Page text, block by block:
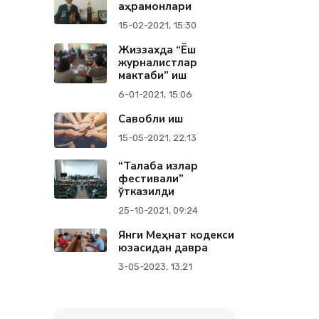
қаҳрамонлари
15-02-2021, 15:30
Жиззахда “Ёш
журналистлар
мактаби” иш
6-01-2021, 15:06
Савобли иш
15-05-2021, 22:13
“Талаба қизлар
фестивали”
ўтказилди
25-10-2021, 09:24
Янги Меҳнат кодекси
юзасидан давра
3-05-2023, 13:21